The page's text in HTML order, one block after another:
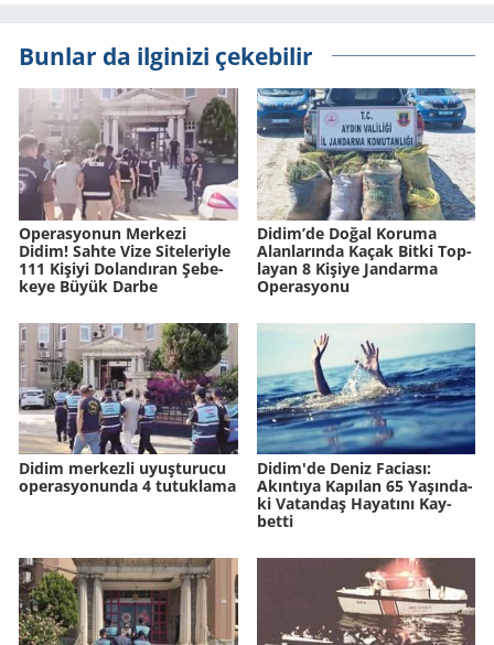
Bunlar da ilginizi çekebilir
Ope­ras­yo­nun Mer­ke­zi
Didim! Sahte Vize Si­te­le­riy­le
111 Ki­şi­yi Do­lan­dı­ran Şe­be­
ke­ye Büyük Darbe
Didim’de Doğal Ko­ru­ma
Alan­la­rın­da Kaçak Bitki Top­
la­yan 8 Ki­şi­ye Jan­dar­ma
Ope­ras­yo­nu
Didim merkezli uyuşturucu
operasyonunda 4 tutuklama
Didim'de Deniz Fa­ci­ası:
Akın­tı­ya Ka­pı­lan 65 Ya­şın­da­
ki Va­tan­daş Ha­ya­tı­nı Kay­
bet­ti